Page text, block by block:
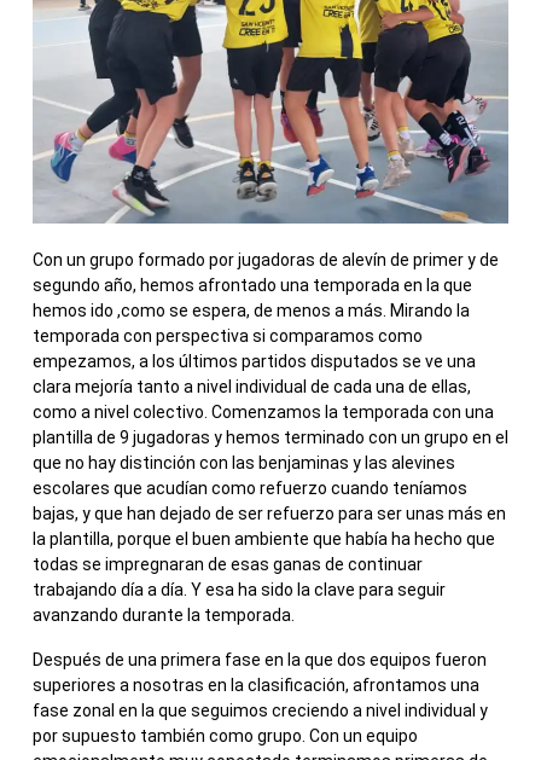
Con un grupo formado por jugadoras de alevín de primer y de
segundo año, hemos afrontado una temporada en la que
hemos ido ,como se espera, de menos a más. Mirando la
temporada con perspectiva si comparamos como
empezamos, a los últimos partidos disputados se ve una
clara mejoría tanto a nivel individual de cada una de ellas,
como a nivel colectivo. Comenzamos la temporada con una
plantilla de 9 jugadoras y hemos terminado con un grupo en el
que no hay distinción con las benjaminas y las alevines
escolares que acudían como refuerzo cuando teníamos
bajas, y que han dejado de ser refuerzo para ser unas más en
la plantilla, porque el buen ambiente que había ha hecho que
todas se impregnaran de esas ganas de continuar
trabajando día a día. Y esa ha sido la clave para seguir
avanzando durante la temporada.
Después de una primera fase en la que dos equipos fueron
superiores a nosotras en la clasificación, afrontamos una
fase zonal en la que seguimos creciendo a nivel individual y
por supuesto también como grupo. Con un equipo